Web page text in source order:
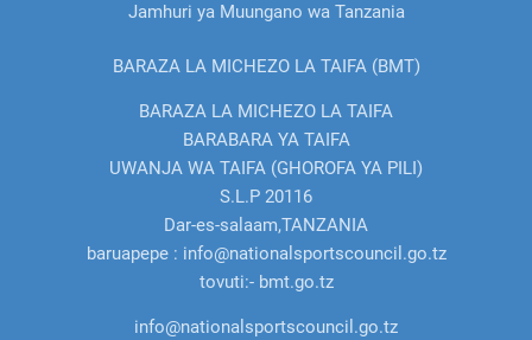
Jamhuri ya Muungano wa Tanzania
BARAZA LA MICHEZO LA TAIFA (BMT)
BARAZA LA MICHEZO LA TAIFA
BARABARA YA TAIFA
UWANJA WA TAIFA (GHOROFA YA PILI)
S.L.P 20116
Dar-es-salaam,TANZANIA
baruapepe : info@nationalsportscouncil.go.tz
tovuti:- bmt.go.tz
info@nationalsportscouncil.go.tz